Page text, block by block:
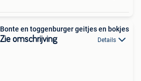
Bonte en toggenburger geitjes en bokjes
Zie omschrijving Details